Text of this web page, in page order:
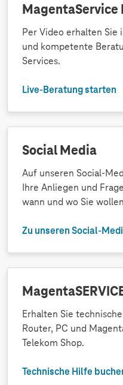
MagentaService
Per Video erhalten Sie
und kompetente
Services.
Live-Beratung starten
Social Media
Auf unseren Social-
Ihre Anliegen und
wann und wo Sie
Zu unseren Social-
Erhalten Sie
Router, PC und
Telekom Shop.
Technische Hilfe